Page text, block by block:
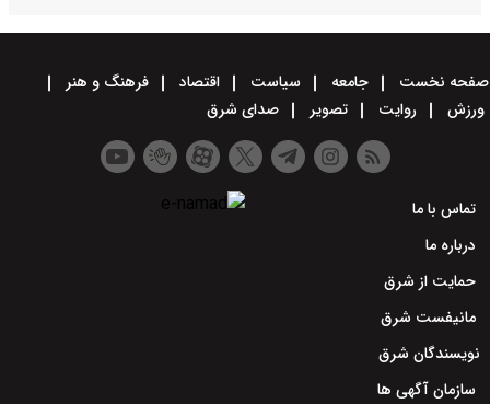
صفحه نخست جامعه سیاست اقتصاد
فرهنگ و هنر
ورزش
روایت تصویر صدای شرق
تماس با ما
درباره ما
حمایت از شرق
مانیفست شرق
نویسندگان شرق
سازمان آگهی ها